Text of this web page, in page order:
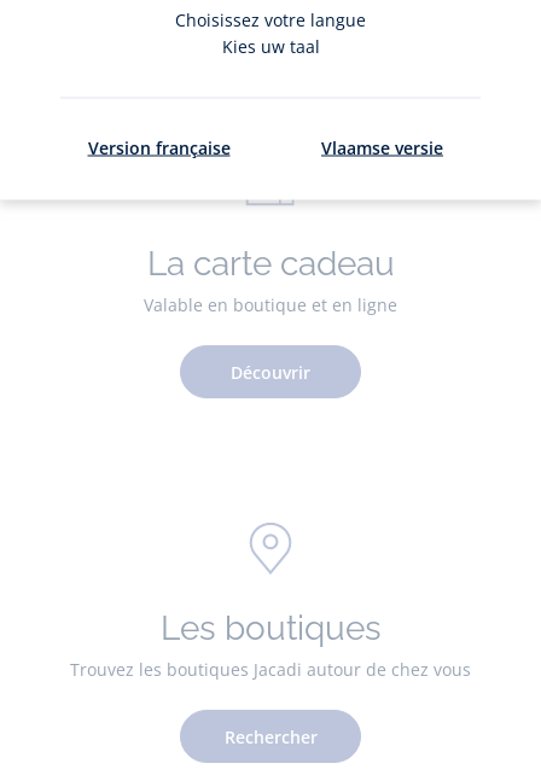
La carte cadeau
Valable en boutique et en ligne
Découvrir
Les boutiques
Trouvez les boutiques Jacadi autour de chez vous
Rechercher
Choisissez votre langue
Kies uw taal
Version française Vlaamse versie